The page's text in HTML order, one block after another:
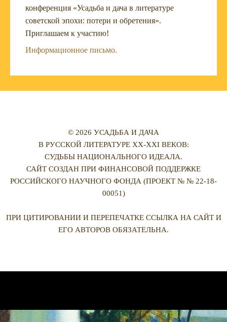
конференция «Усадьба и дача в литературе
советской эпохи: потери и обретения».
Приглашаем к участию!
Информационное письмо.
© 2026 УСАДЬБА И ДАЧА
В РУССКОЙ ЛИТЕРАТУРЕ XX-XXI ВЕКОВ:
СУДЬБЫ НАЦИОНАЛЬНОГО ИДЕАЛА.
САЙТ СОЗДАН ПРИ ФИНАНСОВОЙ ПОДДЕРЖКЕ
РОССИЙСКОГО НАУЧНОГО ФОНДА (ПРОЕКТ № № 22-18-
00051)
ПРИ ЦИТИРОВАНИИ И ПЕРЕПЕЧАТКЕ ССЫЛКА НА САЙТ И
ЕГО АВТОРОВ ОБЯЗАТЕЛЬНА.